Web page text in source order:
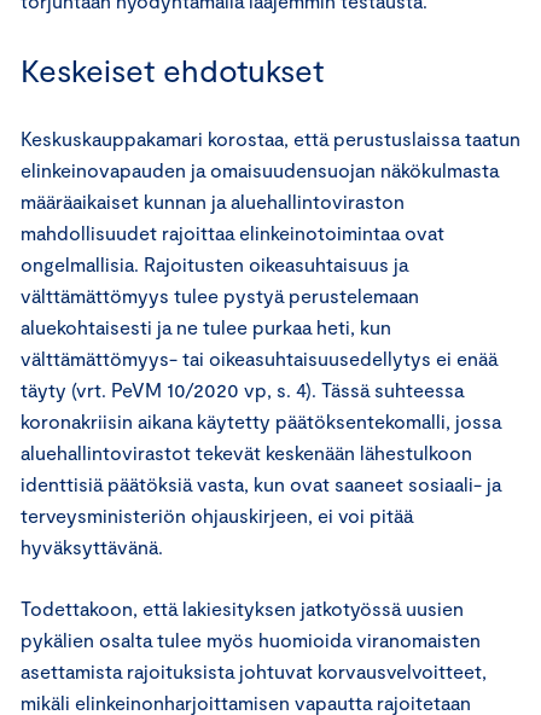
Keskeiset ehdotukset
Keskuskauppakamari korostaa, että perustuslaissa taatun
elinkeinovapauden ja omaisuudensuojan näkökulmasta
määräaikaiset kunnan ja aluehallintoviraston
mahdollisuudet rajoittaa elinkeinotoimintaa ovat
ongelmallisia. Rajoitusten oikeasuhtaisuus ja
välttämättömyys tulee pystyä perustelemaan
aluekohtaisesti ja ne tulee purkaa heti, kun
välttämättömyys- tai oikeasuhtaisuusedellytys ei enää
täyty (vrt. PeVM 10/2020 vp, s. 4). Tässä suhteessa
koronakriisin aikana käytetty päätöksentekomalli, jossa
aluehallintovirastot tekevät keskenään lähestulkoon
identtisiä päätöksiä vasta, kun ovat saaneet sosiaali- ja
terveysministeriön ohjauskirjeen, ei voi pitää
hyväksyttävänä.
Todettakoon, että lakiesityksen jatkotyössä uusien
pykälien osalta tulee myös huomioida viranomaisten
asettamista rajoituksista johtuvat korvausvelvoitteet,
mikäli elinkeinonharjoittamisen vapautta rajoitetaan